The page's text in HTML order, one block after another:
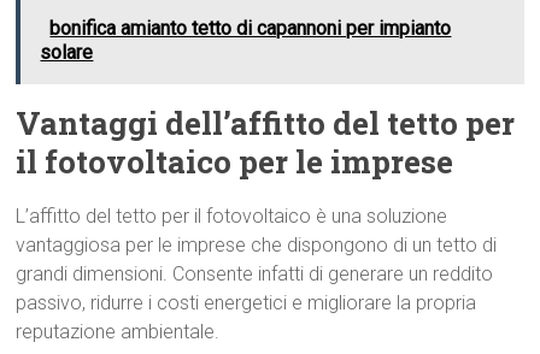
bonifica amianto tetto di capannoni per impianto
solare
Vantaggi dell’affitto del tetto per
il fotovoltaico per le imprese
L’affitto del tetto per il fotovoltaico è una soluzione
vantaggiosa per le imprese che dispongono di un tetto di
grandi dimensioni. Consente infatti di generare un reddito
passivo, ridurre i costi energetici e migliorare la propria
reputazione ambientale.